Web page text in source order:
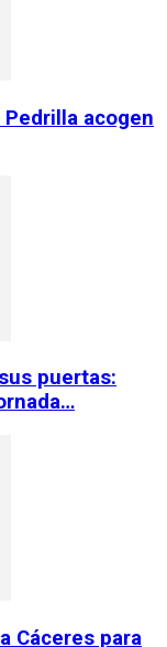
acogen
puertas:
Cáceres para